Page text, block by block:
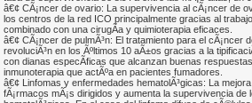
â€¢ CÃ¡ncer de ovario: La supervivencia al cÃ¡ncer de
los centros de la red ICO principalmente gracias al
combinado con una cirugÃ­a y quimioterapia eficaces.
â€¢ CÃ¡ncer de pulmÃ³n: El tratamiento para el cÃ¡ncer
revoluciÃ³n en los Ãºltimos 10 aÃ±os gracias a la
con dianas especÃ­ficas que alcanzan buenas
inmunoterapia que actÃºa en pacientes fumadores.
â€¢ Linfomas y enfermedades hematolÃ³gicas: La
fÃ¡rmacos mÃ¡s dirigidos y aumenta la supervivencia de